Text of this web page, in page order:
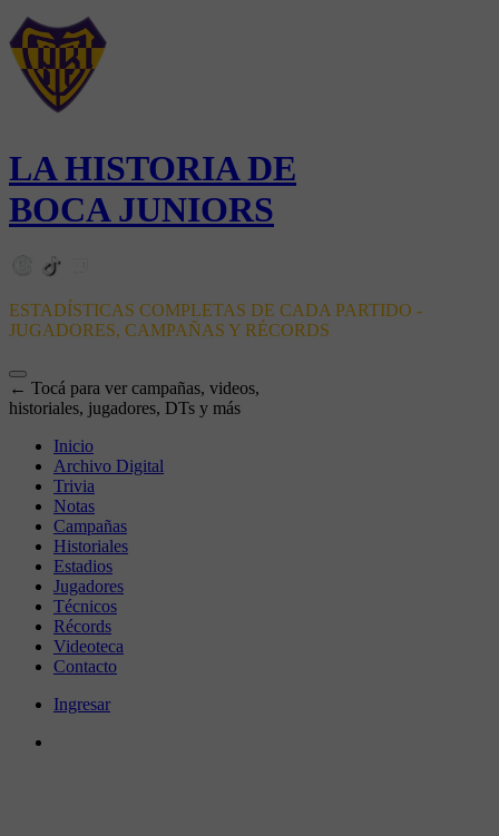
LA HISTORIA DE
BOCA JUNIORS
ESTADÍSTICAS COMPLETAS DE CADA PARTIDO -
JUGADORES, CAMPAÑAS Y RÉCORDS
← Tocá para ver campañas, videos,
historiales, jugadores, DTs y más
Inicio
Archivo Digital
Trivia
Notas
Campañas
Historiales
Estadios
Jugadores
Técnicos
Récords
Videoteca
Contacto
Ingresar